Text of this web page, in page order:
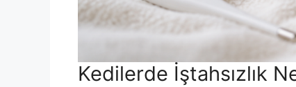
Kedilerde İştahsızlık